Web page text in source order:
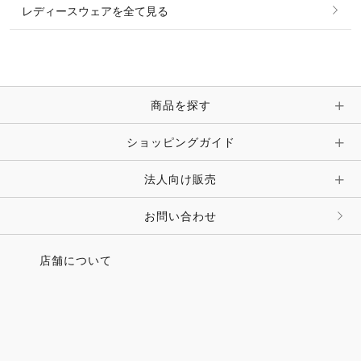
時計・財布・キーケース・革小物
キーホルダー・チャーム・ストラップ
ピン・ブローチ・コサージュ
その他 アクセサリー
レディースウェアを全て見る
商品を探す
ショッピングガイド
法人向け販売
お問い合わせ
店舗について